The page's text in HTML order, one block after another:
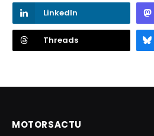
LinkedIn
Threads
MOTORSACTU